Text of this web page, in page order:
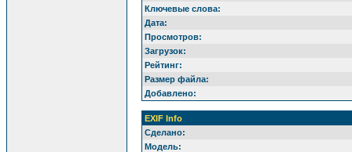
Ключевые слова:
Дата:
Просмотров:
Загрузок:
Рейтинг:
Размер файла:
Добавлено:
EXIF Info
Сделано:
Модель: